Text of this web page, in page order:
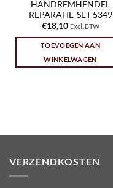
HANDREMHENDEL
REPARATIE-SET 5349
€18,10 Excl. BTW
TOEVOEGEN AAN
WINKELWAGEN
VERZENDKOSTEN